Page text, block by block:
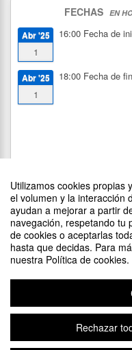
Utilizamos cookies propias
el volumen y la interacción
ayudan a mejorar a partir
navegación, respetando tu
de cookies o aceptarlas
hasta que decidas. Para
nuestra Política de cookies.
Rechazar
FECHAS EN
Abr '25
1
16:00 Fecha de
Abr '25
1
18:00 Fecha de fin
DIFUNDE TU EVENTO
EN TU SITIO